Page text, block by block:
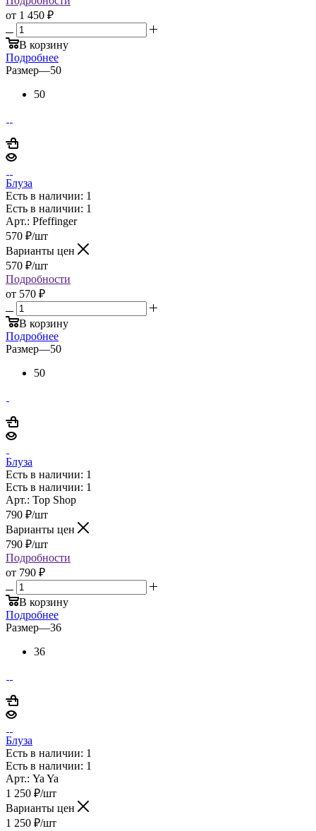
от 1 450 ₽
В корзину
Подробнее
Размер—50
50
Блуза
Есть в наличии: 1
Есть в наличии: 1
Арт.: Pfeffinger
570 ₽/шт
Варианты цен
570 ₽/шт
Подробности
от 570 ₽
В корзину
Подробнее
Размер—50
50
Блуза
Есть в наличии: 1
Есть в наличии: 1
Арт.: Top Shop
790 ₽/шт
Варианты цен
790 ₽/шт
Подробности
от 790 ₽
В корзину
Подробнее
Размер—36
36
Блуза
Есть в наличии: 1
Есть в наличии: 1
Арт.: Ya Ya
1 250 ₽/шт
Варианты цен
1 250 ₽/шт